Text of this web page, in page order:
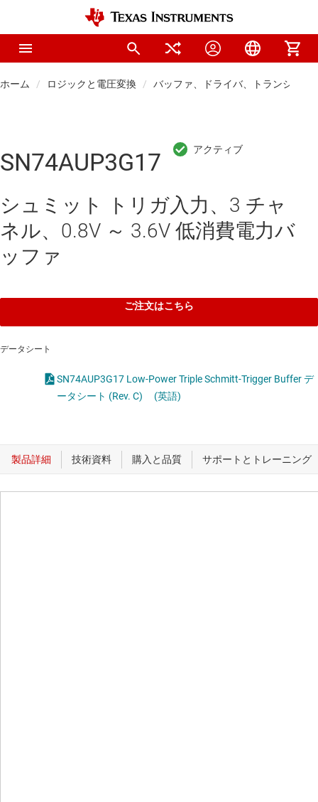
ホーム ロジックと電圧変換 バッファ、ドライバ、トランシーバ
SN74AUP3G17
シュミット トリガ入力、3 チャ
ネル、0.8V ～ 3.6V 低消費電力バ
ッファ
ご注文はこちら
データシート
SN74AUP3G17 Low-Power Triple Schmitt-Trigger Buffer デ
ータシート (Rev. C)
(英語)